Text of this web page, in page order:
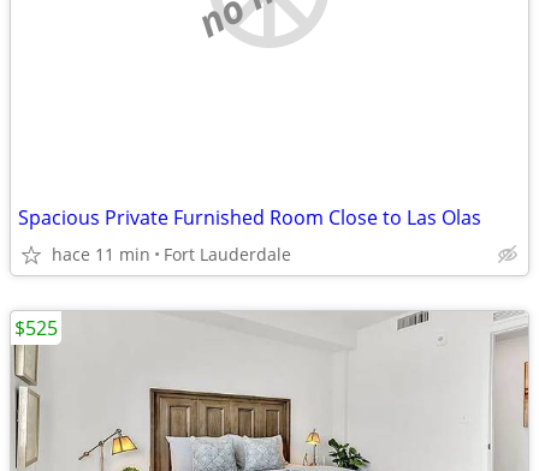
Spacious Private Furnished Room Close to Las Olas
hace 11 min Fort Lauderdale
$525